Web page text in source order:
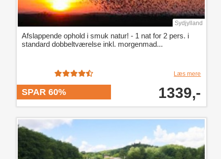
Sydjylland
Afslappende ophold i smuk natur! - 1 nat for 2 pers. i
standard dobbeltværelse inkl. morgenmad...
Læs mere
SPAR 60% 1339,-